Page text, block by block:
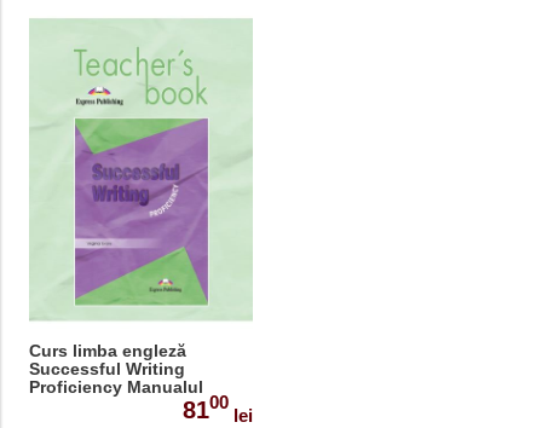
Curs limba engleză
Successful Writing
Proficiency Manualul
8100
lei